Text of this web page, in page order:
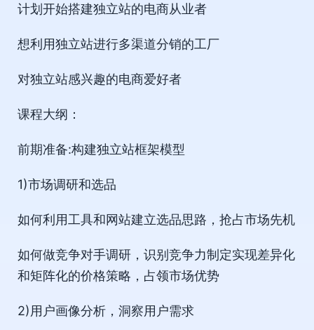
计划开始搭建独立站的电商从业者
想利用独立站进行多渠道分销的工厂
对独立站感兴趣的电商爱好者
课程大纲：
前期准备:构建独立站框架模型
1)市场调研和选品
如何利用工具和网站建立选品思路，抢占市场先机
如何做竞争对手调研，识别竞争力制定实现差异化
和矩阵化的价格策略，占领市场优势
2)用户画像分析，洞察用户需求